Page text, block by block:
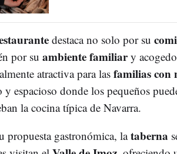
destaca no solo por su
por su ambiente familiary
atractiva para lasfamilias con
y espacioso donde los pequeños
la cocina típica de Navarra.
propuesta gastronómica, lataberna